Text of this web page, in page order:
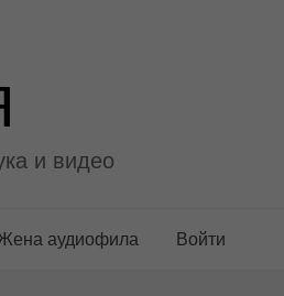
и видео
аудиофила
Войти